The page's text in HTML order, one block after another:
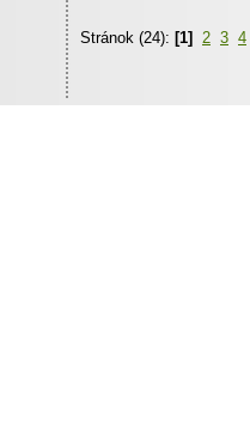
Stránok (24): [1] 2 3 4